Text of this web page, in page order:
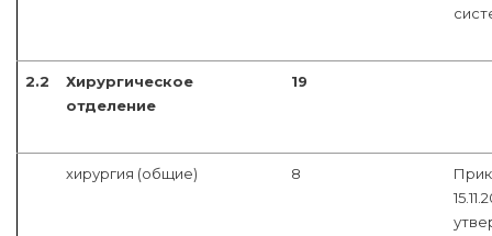
2.2
Хирургическое
отделение
19
хирургия (общие) 8